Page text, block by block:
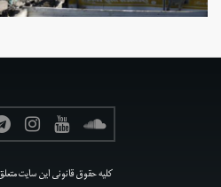
کلیه حقوق قانونی این سایت